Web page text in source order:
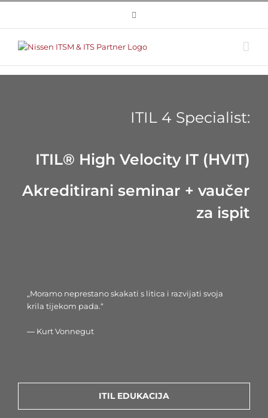
content
ITIL 4 Specialist:
ITIL® High Velocity IT (HVIT)
Akreditirani seminar + vaučer
za ispit
„Moramo neprestano skakati s litica i razvijati svoja
krila tijekom pada.“
― Kurt Vonnegut
ITIL EDUKACIJA